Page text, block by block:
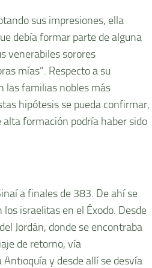
sus impresiones, ella
debía formar parte de alguna
venerabiles sorores
mías”. Respecto a su
las familias nobles más
hipótesis se pueda confirmar,
formación podría haber sido
a finales de 383. De ahí se
israelitas en el Éxodo. Desde
Jordán, donde se encontraba
de retorno, vía
Antioquía y desde allí se desvía